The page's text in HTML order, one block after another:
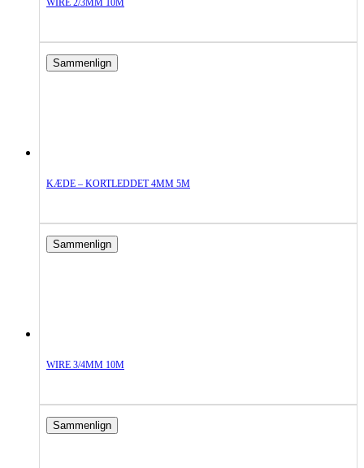
WIRE 2/3MM 10M
Sammenlign
KÆDE – KORTLEDDET 4MM 5M
Sammenlign
WIRE 3/4MM 10M
Sammenlign